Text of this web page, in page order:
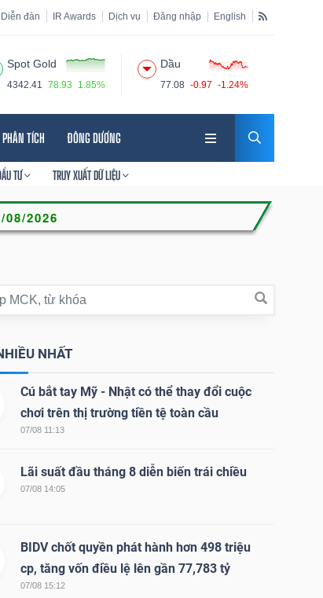
Diễn đàn IR Awards Dịch vụ Đăng nhập English
Spot Gold
4342.41 78.93 1.85%
Dầu
77.08 -0.97 -1.24%
PHÂN TÍCH ĐÔNG DƯƠNG
TƯ TRUY XUẤT DỮ LIỆU
NHẤT
Cú bắt tay Mỹ - Nhật có thể thay đổi cuộc
chơi trên thị trường tiền tệ toàn cầu
07/08 11:13
Lãi suất đầu tháng 8 diễn biến trái chiều
07/08 14:05
BIDV chốt quyền phát hành hơn 498 triệu
cp, tăng vốn điều lệ lên gần 77,783 tỷ
07/08 15:12